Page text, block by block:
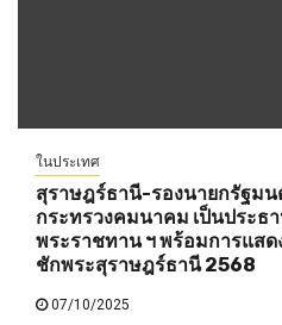
ในประเทศ
สุราษฎร์ธานี-รองนายกรัฐม
กระทรวงคมนาคม เป็นประธ
พระราชทาน ฯ พร้อมการแสด
ชักพระสุราษฎร์ธานี 2568
07/10/2025